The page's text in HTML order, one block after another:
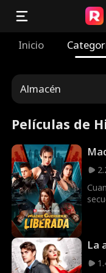
Inicio
Almacén
Películas de
La